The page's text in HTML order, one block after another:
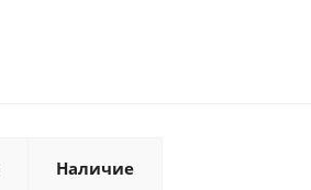
Наличие